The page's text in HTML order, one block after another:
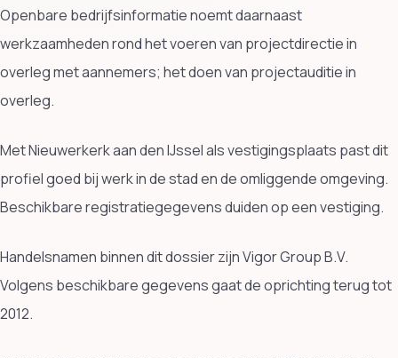
Openbare bedrijfsinformatie noemt daarnaast
werkzaamheden rond het voeren van projectdirectie in
overleg met aannemers; het doen van projectauditie in
overleg.
Met Nieuwerkerk aan den IJssel als vestigingsplaats past dit
profiel goed bij werk in de stad en de omliggende omgeving.
Beschikbare registratiegegevens duiden op een vestiging.
Handelsnamen binnen dit dossier zijn Vigor Group B.V.
Volgens beschikbare gegevens gaat de oprichting terug tot
2012.